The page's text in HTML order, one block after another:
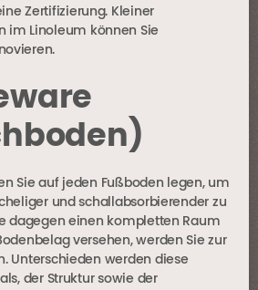
Zertifizierung. Kleiner
im Linoleum können Sie
Sie auf jeden Fußboden legen, um
und schallabsorbierender zu
dagegen einen kompletten Raum
versehen, werden Sie zur
Unterschieden werden diese
der Struktur sowie der